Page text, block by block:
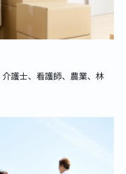
護士、看護師、農業、林